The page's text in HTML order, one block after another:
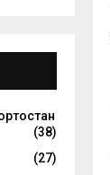
(38)
(27)